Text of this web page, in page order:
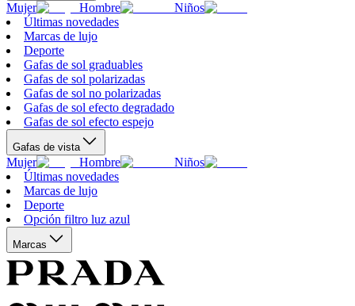
Mujer Hombre
Niños
Últimas novedades
Marcas de lujo
Deporte
Gafas de sol graduables
Gafas de sol polarizadas
Gafas de sol no polarizadas
Gafas de sol efecto degradado
Gafas de sol efecto espejo
Gafas de vista
Mujer Hombre
Niños
Últimas novedades
Marcas de lujo
Deporte
Opción filtro luz azul
Marcas